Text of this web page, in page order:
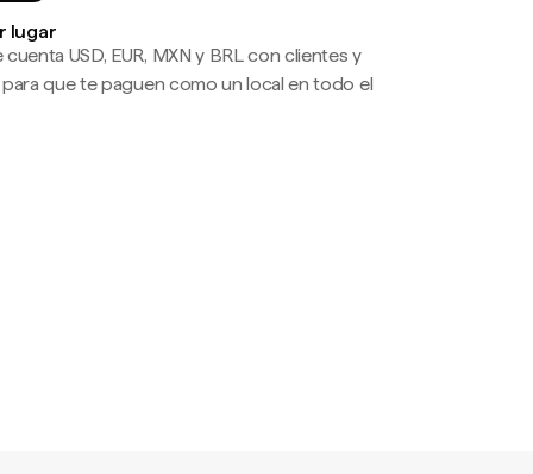
lugar
USD, EUR, MXN y BRL con clientes y
que te paguen como un local en todo el